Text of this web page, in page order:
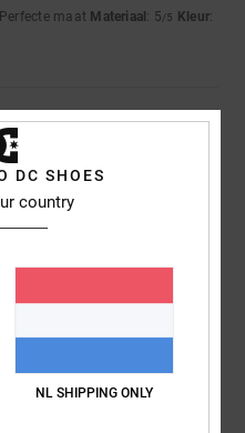
maat Materiaal : 5/5 Kleur:
: 5 Maat: KleinMateriaal: 5
DC SHOES
country
NL SHIPPING ONLY